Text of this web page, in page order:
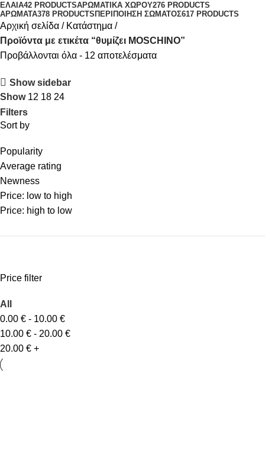
ΕΛΑΙΑ42 PRODUCTSΑΡΩΜΑΤΙΚΑ ΧΩΡΟΥ276 PRODUCTS
ΑΡΩΜΑΤΑ378 PRODUCTS ΠΕΡΙΠΟΙΗΣΗ ΣΩΜΑΤΟΣ617 PRODUCTS
Αρχική σελίδα
Κατάστημα
Προϊόντα με ετικέτα “θυμίζει MOSCHINO”
Προβάλλονται όλα - 12 αποτελέσματα
Show sidebar
Show 12 18 24
Filters
Sort by
Popularity
Average rating
Newness
Price: low to high
Price: high to low
Price filter
All
0.00 € - 10.00 €
10.00 € - 20.00 €
20.00 € +